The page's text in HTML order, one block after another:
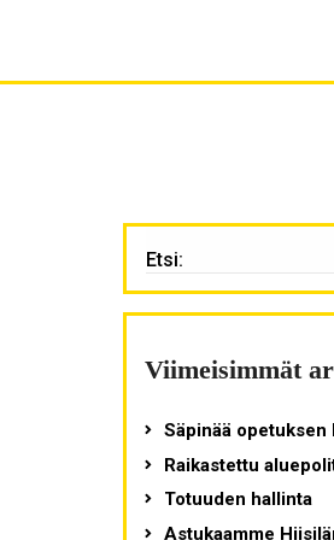
Viimeisimmät
Säpinää opetuksen
Raikastettu
Totuuden hallinta
Astukaamme